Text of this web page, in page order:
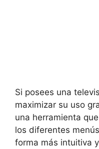
Si posees una
maximizar su uso
una herramienta
los diferentes
forma más intuitiva